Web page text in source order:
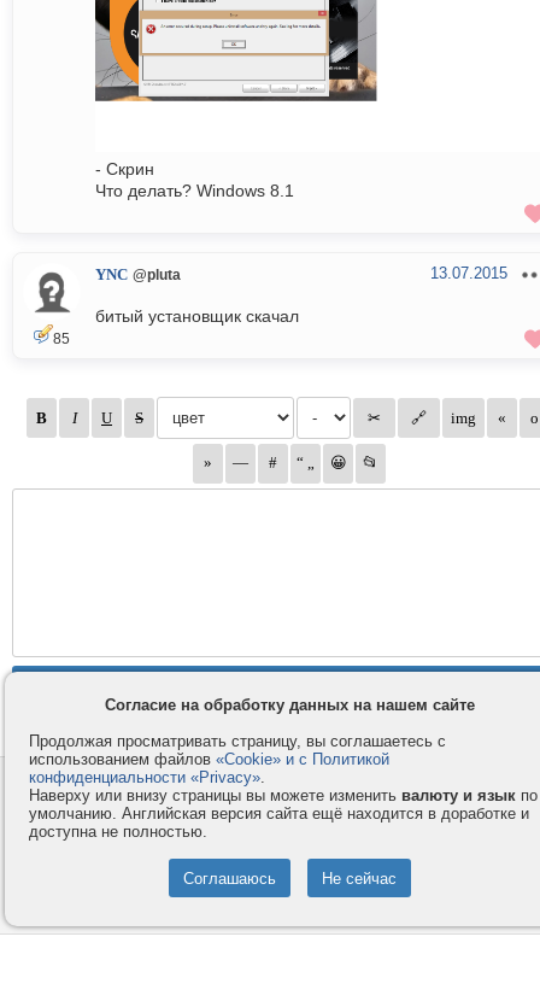
- Скрин
Что делать? Windows 8.1
85
YNC @pluta 13.07.2015
битый установщик скачал
Контакты
Компания
Правила и условия
Форумы
Согласие на обработку данных на нашем сайте
Продолжая просматривать страницу, вы соглашаетесь с
использованием файлов «Cookie» и с Политикой
конфиденциальности «Privacy».
Наверху или внизу страницы вы можете изменить валюту и язык по
умолчанию. Английская версия сайта ещё находится в доработке и
доступна не полностью.